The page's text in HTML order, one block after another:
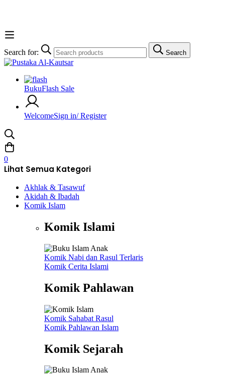
Search for: Search
BukuFlash Sale
WelcomeSign in/ Register
0
Lihat Semua Kategori
Akhlak & Tasawuf
Akidah & Ibadah
Komik Islam
Komik Islami
Komik Nabi dan Rasul Terlaris
Komik Cerita Islami
Komik Pahlawan
Komik Sahabat Rasul
Komik Pahlawan Islam
Komik Sejarah